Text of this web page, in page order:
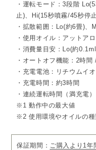
3段階の濃度・香りモード
使用環境に合わせて、「
を切り替え可能です。
Lo：5秒噴霧 / 55秒停止
Mi：10秒噴霧 / 50秒停止
Hi：15秒噴霧 / 45秒停止
□デザイン
円筒形のシンプルなフォ
オイルボトルは本体内部
間に自然に馴染みます。
カラーは「ホワイト」と
□ネブライザー式とは
火や熱、水を使わずに空
・運転モード：3段階
止)、Hi(15秒噴霧/45秒停
・拡散範囲：Lo(約6畳)
・使用オイル：アットア
・消費量目安：Lo(約
・オートオフ機能：2時
・充電電池：リチウムイ
・充電時間：約3時間
・連続運転時間（満充電
※1 動作中の最大値
※2 使用環境やオイルの種
保証期間： ご購入より1年